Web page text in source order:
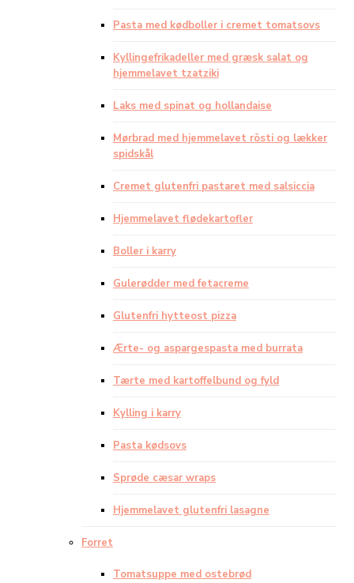
Pasta med kødboller i cremet tomatsovs
Kyllingefrikadeller med græsk salat og
hjemmelavet tzatziki
Laks med spinat og hollandaise
Mørbrad med hjemmelavet rösti og lækker
spidskål
Cremet glutenfri pastaret med salsiccia
Hjemmelavet flødekartofler
Boller i karry
Gulerødder med fetacreme
Glutenfri hytteost pizza
Ærte- og aspargespasta med burrata
Tærte med kartoffelbund og fyld
Kylling i karry
Pasta kødsovs
Sprøde cæsar wraps
Hjemmelavet glutenfri lasagne
Forret
Tomatsuppe med ostebrød